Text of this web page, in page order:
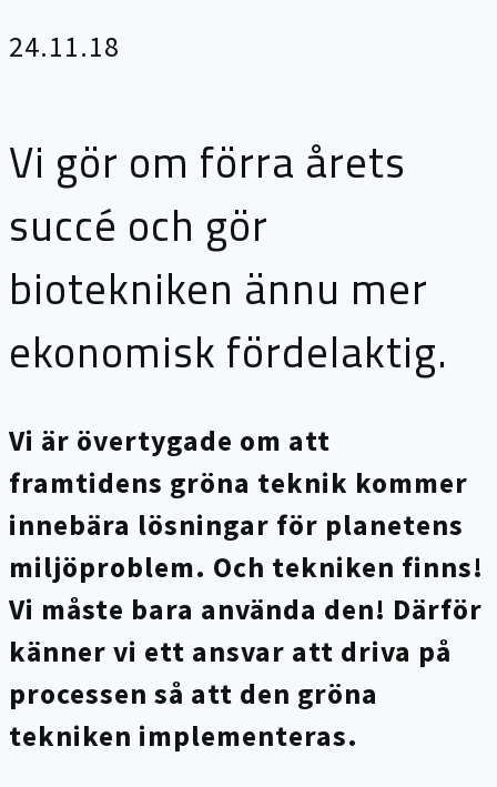
24.11.18
Vi gör om förra årets
succé och gör
biotekniken ännu mer
ekonomisk fördelaktig.
Vi är övertygade om att
framtidens gröna teknik kommer
innebära lösningar för planetens
miljöproblem. Och tekniken finns!
Vi måste bara använda den! Därför
känner vi ett ansvar att driva på
processen så att den gröna
tekniken implementeras.